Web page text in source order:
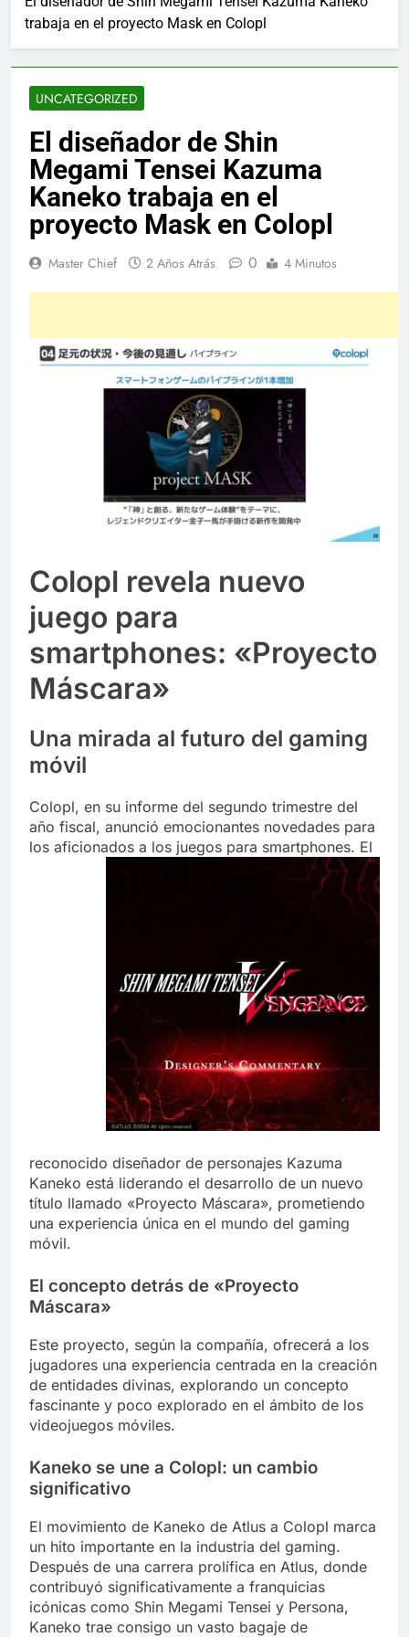
trabaja en el proyecto Mask en Colopl
UNCATEGORIZED
El diseñador de Shin
Megami Tensei Kazuma
Kaneko trabaja en el
proyecto Mask en Colopl
Master Chief 2 Años Atrás 0 4 Minutos
Colopl revela nuevo
juego para
smartphones: «Proyecto
Máscara»
Una mirada al futuro del gaming
móvil
Colopl, en su informe del segundo trimestre del
año fiscal, anunció emocionantes novedades para
los aficionados a los juegos para smartphones. El
reconocido diseñador de personajes Kazuma
Kaneko está liderando el desarrollo de un nuevo
título llamado «Proyecto Máscara», prometiendo
una experiencia única en el mundo del gaming
móvil.
El concepto detrás de «Proyecto
Máscara»
Este proyecto, según la compañía, ofrecerá a los
jugadores una experiencia centrada en la creación
de entidades divinas, explorando un concepto
fascinante y poco explorado en el ámbito de los
videojuegos móviles.
Kaneko se une a Colopl: un cambio
significativo
El movimiento de Kaneko de Atlus a Colopl marca
un hito importante en la industria del gaming.
Después de una carrera prolífica en Atlus, donde
contribuyó significativamente a franquicias
icónicas como Shin Megami Tensei y Persona,
Kaneko trae consigo un vasto bagaje de